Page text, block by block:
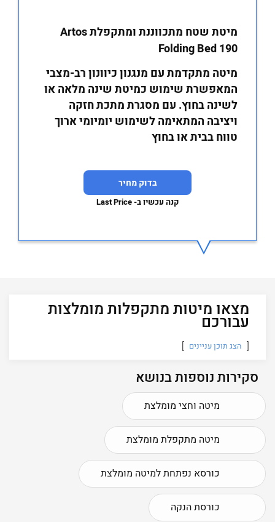
מיטת שטח מתכווננת ומתקפלת Artos
Folding Bed 190
מיטה מתקדמת עם מנגנון כיוונון רב-מצבי
המאפשרת שימוש כמיטת שינה מלאה או
לשינה בחוץ. עם מסגרת מתכת חזקה
ויציבה המתאימה לשימוש יומיומי ארוך
טווח בבית או בחוץ
בדוק מחיר
קנה עכשיו ב- Last Price
מצאו מיטות מתקפלות מומלצות
עבורכם
הצג תוכן עניינים
סקירות נוספות בנושא
מיטה וחצי מומלצת
מיטה מתקפלת מומלצת
כורסא נפתחת למיטה מומלצת
כורסת הנקה